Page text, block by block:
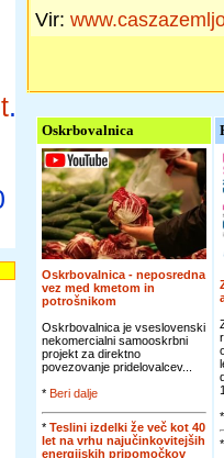
.
Vir:
Oskrbovalnica
Oskrbovalnica - neposredna
vez med kmetom in
potrošnikom
Oskrbovalnica je vseslovenski
nekomercialni samooskrbni
projekt za direktno
povezovanje pridelovalcev...
* Beri dalje
* Teslini izdelki že več kot 40
let na vrhu najučinkovitejših
energijskih pripomočkov